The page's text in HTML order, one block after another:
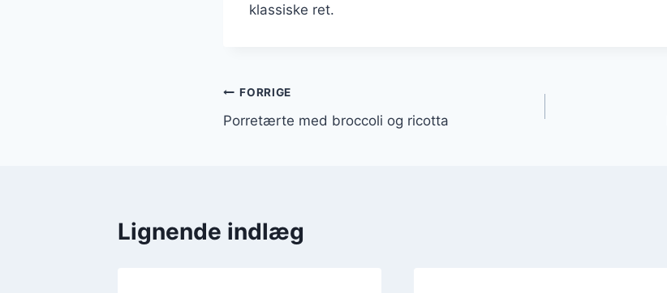
klassiske ret.
Indlægsnavigation
FORRIGE
Porretærte med broccoli og ricotta
Lignende indlæg